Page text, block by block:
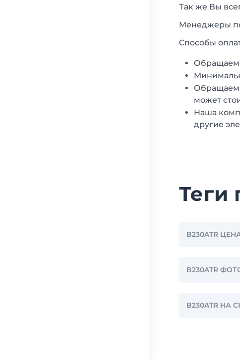
Так же Вы
Менеджеры
Способы
Обращаем
Обращаем
может
Наша
другие
Теги
B230ATR
B230ATR
B230ATR НА